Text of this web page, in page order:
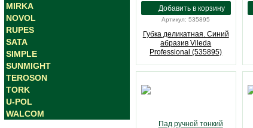
MIRKA
NOVOL
RUPES
SATA
SIMPLE
SUNMIGHT
TEROSON
TORK
U-POL
WALCOM
Артикул: 535895
Губка деликатная. Синий
абразив Vileda
Professional (535895)